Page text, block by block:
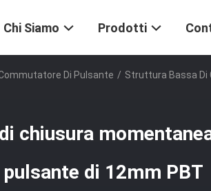
Chi Siamo Prodotti
Di Pulsante / Struttura Bassa Di
chiusura
di 12mm PBT